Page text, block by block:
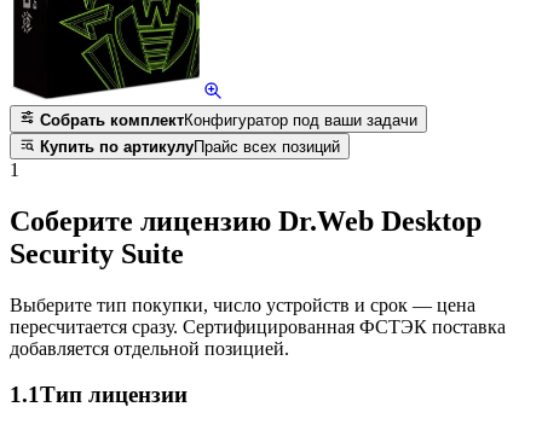
Собрать комплектКонфигуратор под ваши задачи
Купить по артикулуПрайс всех позиций
1
Соберите лицензию Dr.Web Desktop
Security Suite
Выберите тип покупки, число устройств и срок — цена
пересчитается сразу. Сертифицированная ФСТЭК поставка
добавляется отдельной позицией.
1.1Тип лицензии